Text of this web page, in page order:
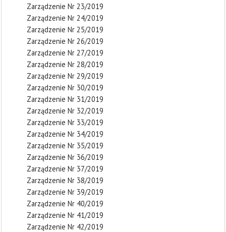
Zarządzenie Nr 23/2019
Zarządzenie Nr 24/2019
Zarządzenie Nr 25/2019
Zarządzenie Nr 26/2019
Zarządzenie Nr 27/2019
Zarządzenie Nr 28/2019
Zarządzenie Nr 29/2019
Zarządzenie Nr 30/2019
Zarządzenie Nr 31/2019
Zarządzenie Nr 32/2019
Zarządzenie Nr 33/2019
Zarządzenie Nr 34/2019
Zarządzenie Nr 35/2019
Zarządzenie Nr 36/2019
Zarządzenie Nr 37/2019
Zarządzenie Nr 38/2019
Zarządzenie Nr 39/2019
Zarządzenie Nr 40/2019
Zarządzenie Nr 41/2019
Zarządzenie Nr 42/2019